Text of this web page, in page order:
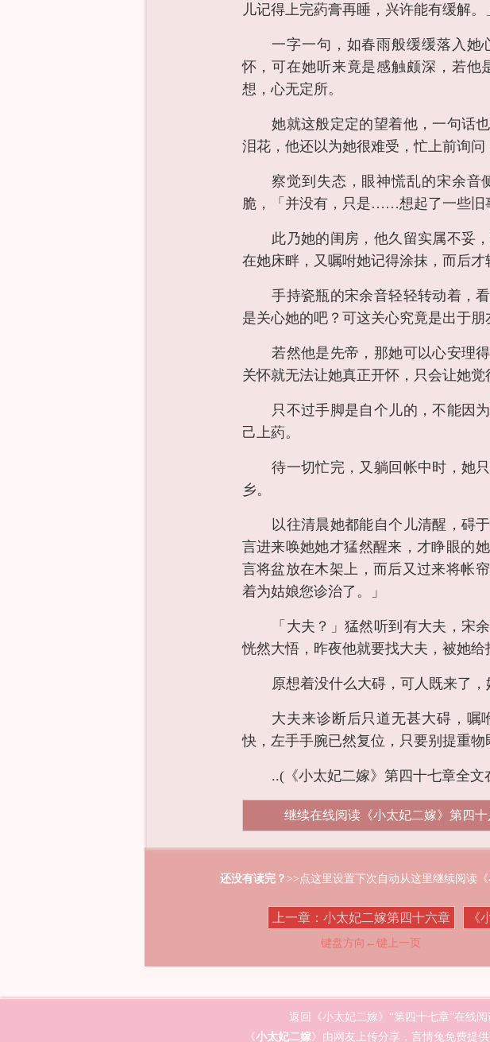
儿记得上完葯膏再睡，兴许能有缓解。
一字一句，如春雨般缓缓落入她
怀，可在她听来竟是感触颇深，若他
想，心无定所。
她就这般定定的望着他，一句话
泪花，他还以为她很难受，忙上前询
察觉到失态，眼神慌乱的宋余音
脆，「并没有，只是……想起了一些旧
此乃她的闺房，他久留实属不妥
在她床畔，又嘱咐她记得涂抹，而后才
手持瓷瓶的宋余音轻轻转动着，
是关心她的吧？可这关心究竟是出于朋
若然他是先帝，那她可以心安理
关怀就无法让她真正开怀，只会让她觉
只不过手脚是自个儿的，不能因
己上葯。
待一切忙完，又躺回帐中时，她
乡。
以往清晨她都能自个儿清醒，碍
言进来唤她她才猛然醒来，才睁眼的
言将盆放在木架上，而后又过来将帐
着为姑娘您诊治了。」
「大夫？」猛然听到有大夫，宋
恍然大悟，昨夜他就要找大夫，被她给
原想着没什么大碍，可人既来了
大夫来诊断后只道无甚大碍，嘱
快，左手手腕已然复位，只要别提重物
..(《小太妃二嫁》第四十七章全文
继续在线阅读《小太妃二嫁》第四
还没有读完？ >>点这里设置下次自动从这里继续阅读《
上一章：小太妃二嫁第四十六章 《
键盘方向←键上一页
返回《小太妃二嫁》“第四十七章”在线阅
《小太妃二嫁》由网友上传分享， 言情兔免费提